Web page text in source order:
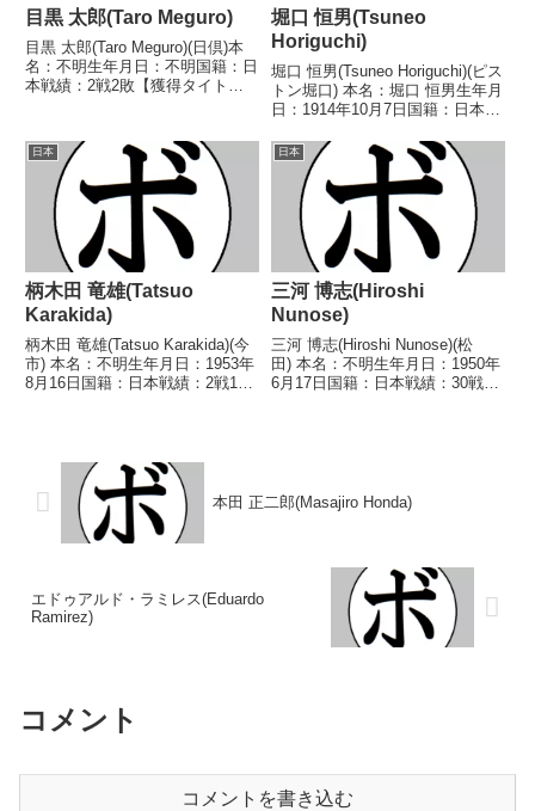
目黒 太郎(Taro Meguro)
目黒 太郎(Taro Meguro)(日倶)本
名：不明生年月日：不明国籍：日
本戦績：2戦2敗【獲得タイト
ストン堀口)1945/12/29 ●10R判
定 (採点不明)...
堀口 恒男(Tsuneo
Horiguchi)
堀口 恒男(Tsuneo Horiguchi)(ピス
トン堀口) 本名：堀口 恒男生年月
日：1914年10月7日国籍：日本戦
分 【獲得タイトル】第8代(戦前)
日本フェザー級王座(日仏対抗戦
フェザー級代...
日本
柄木田 竜雄(Tatsuo
Karakida)
柄木田 竜雄(Tatsuo Karakida)(今
市) 本名：不明生年月日：1953年
8月16日国籍：日本戦績：2戦1敗
スーパ...
日本
三河 博志(Hiroshi
Nunose)
三河 博志(Hiroshi Nunose)(松
田) 本名：不明生年月日：1950年
6月17日国籍：日本戦績：30戦10
本田 正二郎(Masajiro Honda)
エドゥアルド・ラミレス(Eduardo
Ramirez)
コメント
コメントを書き込む